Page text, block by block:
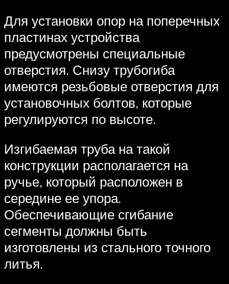
Для установки опор на поперечных
пластинах устройства
предусмотрены специальные
отверстия. Снизу трубогиба
имеются резьбовые отверстия для
установочных болтов, которые
регулируются по высоте.
Изгибаемая труба на такой
конструкции располагается на
ручье, который расположен в
середине ее упора.
Обеспечивающие сгибание
сегменты должны быть
изготовлены из стального точного
литья.